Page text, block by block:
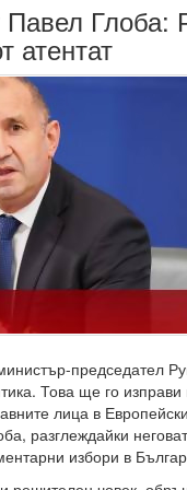
Павел
атентат
председател
Това ще го
лица в
разглеждайки
избори в